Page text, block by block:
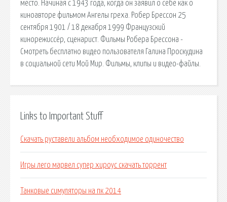
место. Начиная с 1943 года, когда он заявил о себе как о
киноавторе фильмом Ангелы греха. Робер Брессон 25
сентября 1901 / 18 декабря 1999 Французский
кинорежиссёр, сценарист. Фильмы Робера Брессона -
Смотреть бесплатно видео пользователя Галина Проскудина
в социальной сети Мой Мир. Фильмы, клипы и видео-файлы.
Links to Important Stuff
Скачать руставели альбом необходимое одиночество
Игры лего марвел супер хироус скачать торрент
Танковые симуляторы на пк 2014